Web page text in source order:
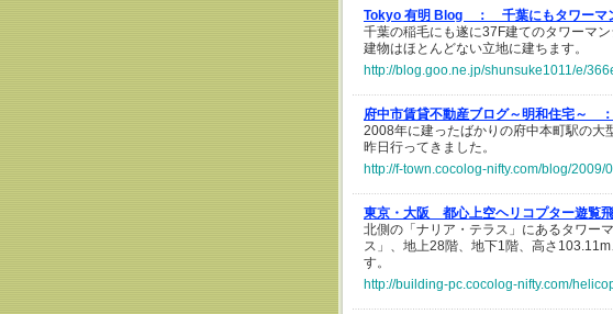
Tokyo 有明 Blog ：
千葉にもタワーマ
千葉の稲毛にも遂に37F建てのタワーマ
建物はほとんどない立地に建ちます。
http://blog.goo.ne.jp/shunsuke1011/e/
府中市賃貸不動産ブログ～明和住宅～ ：
2008年に建ったばかりの府中本町駅の大
昨日行ってきました。
http://f-town.cocolog-nifty.com/blog/2009/
東京・大阪 都心上空ヘリコプター遊覧
北側の「ナリア・テラス」にあるタワー
ス」、地上28階、地下1階、高さ
す。
http://building-pc.cocolog-nifty.com/